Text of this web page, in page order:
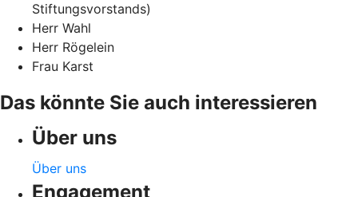
Stiftungsvorstands)
Herr Wahl
Herr Rögelein
Frau Karst
Das könnte Sie auch interessieren
Über uns
Über uns
Engagement